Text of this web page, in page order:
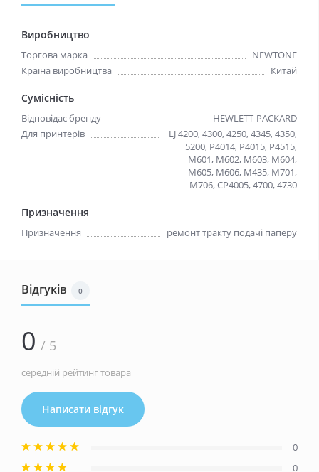
Виробництво
Торгова марка
NEWTONE
Країна виробництва
Китай
Сумісність
Відповідає бренду
HEWLETT-PACKARD
Для принтерів
LJ 4200, 4300, 4250, 4345, 4350,
5200, P4014, P4015, P4515,
M601, M602, M603, M604,
M605, M606, M435, M701,
M706, CP4005, 4700, 4730
Призначення
Призначення ремонт тракту подачi паперу
Відгуків 0
0 / 5
середній рейтинг товара
Написати відгук
0
0